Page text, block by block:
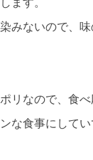
みないので、
リなので、食
な食事にして